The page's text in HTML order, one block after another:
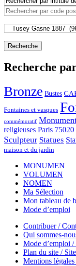
Recherche
Bronze Bustes
Fontaines et vasques
commémoratif
religieuses Paris 75020
Sculpteur Statues
maison et du jardin
MONUMEN
VOLUMEN
NOMEN
Ma Sélection
Mon tableau de
Mode d’emploi
Contribuer /
Qui sommes-
Mode d’emploi
Plan du site /
Mentions